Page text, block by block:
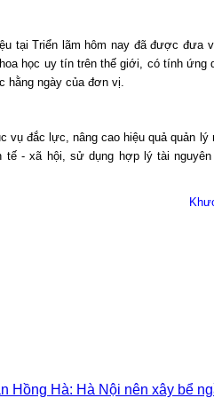
tại Triển lãm hôm nay đã được đưa
học uy tín trên thế giới, có tính ứng
ngày của đơn vị.
vụ đắc lực, nâng cao hiệu quả quản
tế - xã hội, sử dụng hợp lý tài
Hồng Hà: Hà Nội nên xây bể